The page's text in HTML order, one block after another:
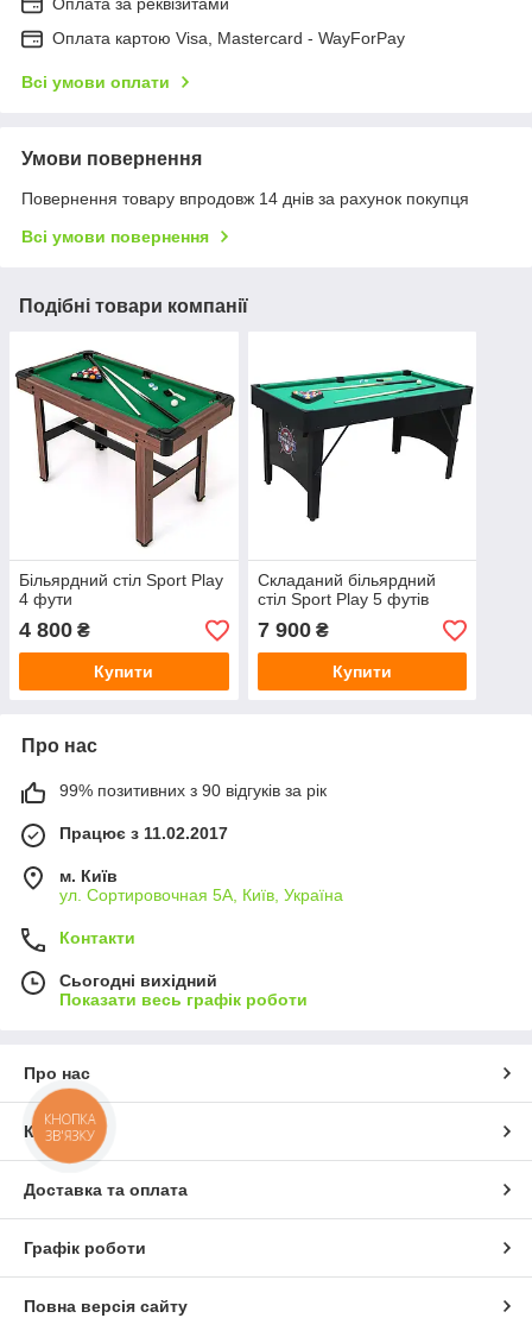
Оплата картою Visa, Mastercard - WayForPay
Всі умови оплати
Умови повернення
Повернення товару впродовж 14 днів за рахунок покупця
Всі умови повернення
Подібні товари компанії
Більярдний стіл Sport Play
4 фути
4 800 ₴
Купити
Складаний більярдний
стіл Sport Play 5 футів
7 900₴
Купити
Про нас
99% позитивних з 90 відгуків за рік
Працює з 11.02.2017
м. Київ
ул. Сортировочная 5А, Київ, Україна
Контакти
Сьогодні вихідний
Показати весь графік роботи
Про нас
Контакти
Доставка та оплата
Графік роботи
Повна версія сайту
КНОПКА
ЗВ'ЯЗКУ